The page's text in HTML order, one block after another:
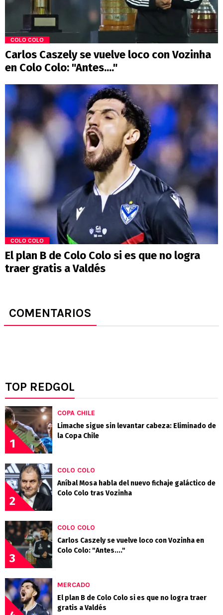
COLO COLO
Carlos Caszely se vuelve loco con Vozinha
en Colo Colo: "Antes...."
COLO COLO
El plan B de Colo Colo si es que no logra
traer gratis a Valdés
COMENTARIOS
TOP REDGOL
1
COPA CHILE
Limache sigue sin levantar cabeza: Eliminado de
la Copa Chile
2
COLO COLO
Aníbal Mosa habla del nuevo fichaje galáctico de
Colo Colo tras Vozinha
3
COLO COLO
Carlos Caszely se vuelve loco con Vozinha en
Colo Colo: "Antes...."
MERCADO
El plan B de Colo Colo si es que no logra traer
gratis a Valdés